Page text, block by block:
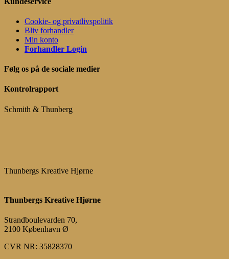
Cookie- og privatlivspolitik
Bliv forhandler
Min konto
Forhandler Login
Følg os på de sociale medier
Kontrolrapport
Schmith & Thunberg
Thunbergs Kreative Hjørne
Thunbergs Kreative Hjørne
Strandboulevarden 70,
2100 København Ø
CVR NR: 35828370